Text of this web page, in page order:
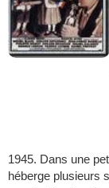
1945. Dans une
héberge plusieurs